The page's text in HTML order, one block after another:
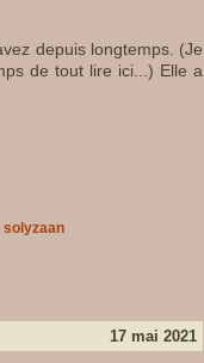
depuis longtemps. (Je
de tout lire ici...) Elle a
solyzaan
17 mai 2021